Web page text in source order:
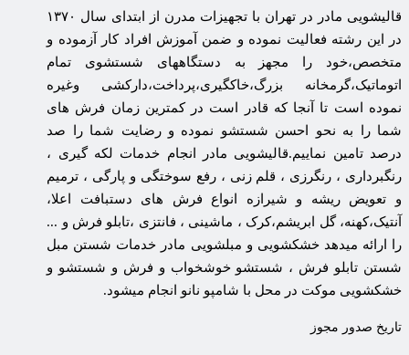
قالیشویی مادر در تهران با تجهیزات مدرن
از ابتدای سال ۱۳۷۰
در این رشته فعالیت نموده و ضمن آموزش افراد کار آزموده و
متخصص،خود را مجهز به دستگاههای شستشوی تمام
اتوماتیک،گرمخانه بزرگ،خاکگیری،پرداخت،دارکشی وغیره
نموده است تا آنجا که قادر است در کمترین زمان فرش های
شما را به نحو احسن شستشو نموده و رضایت شما را صد
درصد تامین نماییم.قالیشویی مادر انجام خدمات لکه گیری ،
رنگبرداری ، رنگرزی ، قلم زنی ، رفع سوختگی و پارگی ، ترمیم
و تعویض ریشه و شیرازه انواع فرش های دستبافت اعلا،
آنتیک،کهنه، گل ابریشم،کرک ، ماشینی ، فانتزی ،تابلو فرش و ...
را ارائه میدهد خشکشویی و مبلشویی مادر خدمات شستن مبل
شستن تابلو فرش ، شستشو خوشخواب و فرش و شستشو و
خشکشویی موکت در محل با شامپو نانو انجام میشود.
تاریخ صدور مجوز